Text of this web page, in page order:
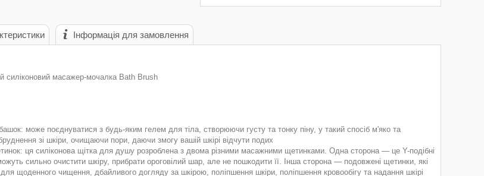
Інформація для замовлення
силіконовий масажер-мочалка Bath Brush
може поєднуватися з будь-яким гелем для тіла, створюючи густу та тонку піну, у такий спосіб м'яко та
зі шкіри, очищаючи пори, даючи змогу вашій шкірі відчути подих
ця силіконова щітка для душу розроблена з двома різними масажними щетинками. Одна сторона — це Y-подібні
сильно очистити шкіру, прибрати ороговілий шар, але не пошкодити її. Інша сторона — подовжені щетинки, які
щоденного чищення, дбайливого догляду за шкірою, поліпшення шкіри, поліпшення кровообігу та надання шкірі